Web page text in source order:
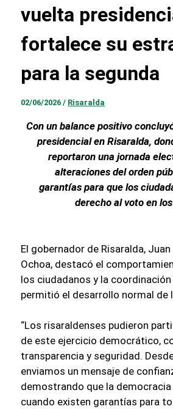
vuelta
fortalece su
para la segunda
02/06/2026/ Risaralda
Con un balance positivo
presidencial en Risaralda,
reportaron una jornada
alteraciones del orden
garantías para que los
derecho al voto en
El gobernador de Risaralda,
Ochoa, destacó el
los ciudadanos y la
permitió el desarrollo normal de
“Los risaraldenses pudieron
de este ejercicio democrático,
transparencia y seguridad.
enviamos un mensaje de
demostrando que la
cuando existen garantías para